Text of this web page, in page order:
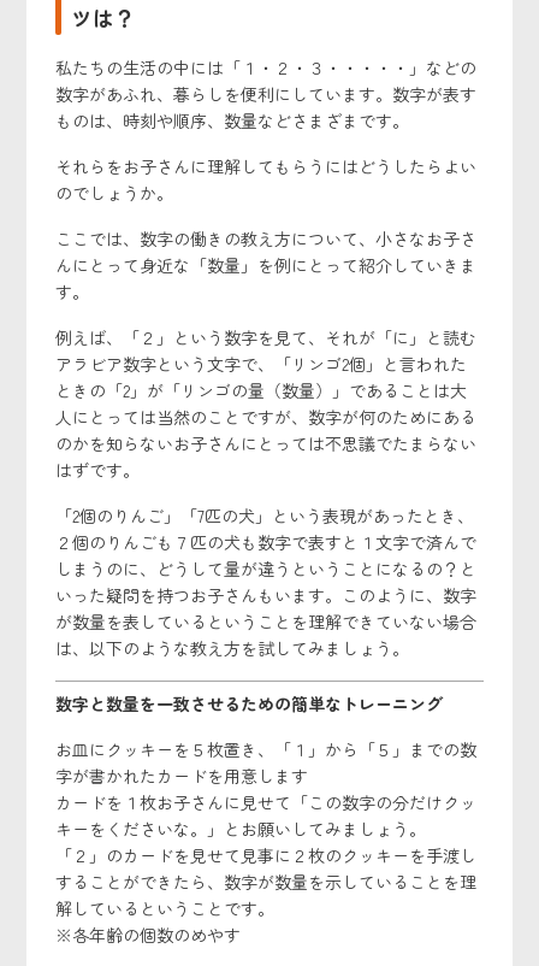
ツは？
私たちの生活の中には「１・２・３・・・・・」などの
数字があふれ、暮らしを便利にしています。数字が表す
ものは、時刻や順序、数量などさまざまです。
それらをお子さんに理解してもらうにはどうしたらよい
のでしょうか。
ここでは、数字の働きの教え方について、小さなお子さ
んにとって身近な「数量」を例にとって紹介していきま
す。
例えば、「２」という数字を見て、それが「に」と読む
アラビア数字という文字で、「リンゴ2個」と言われた
ときの「2」が「リンゴの量（数量）」であることは大
人にとっては当然のことですが、数字が何のためにある
のかを知らないお子さんにとっては不思議でたまらない
はずです。
「2個のりんご」「7匹の犬」という表現があったとき、
２個のりんごも７匹の犬も数字で表すと１文字で済んで
しまうのに、どうして量が違うということになるの？と
いった疑問を持つお子さんもいます。このように、数字
が数量を表しているということを理解できていない場合
は、以下のような教え方を試してみましょう。
数字と数量を一致させるための簡単なトレーニング
お皿にクッキーを５枚置き、「１」から「５」までの数
字が書かれたカードを用意します
カードを１枚お子さんに見せて「この数字の分だけクッ
キーをくださいな。」とお願いしてみましょう。
「２」のカードを見せて見事に２枚のクッキーを手渡し
することができたら、数字が数量を示していることを理
解しているということです。
※各年齢の個数のめやす